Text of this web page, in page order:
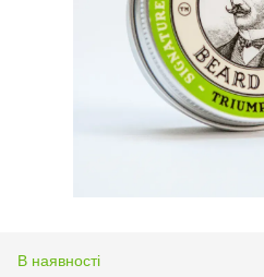
В наявності